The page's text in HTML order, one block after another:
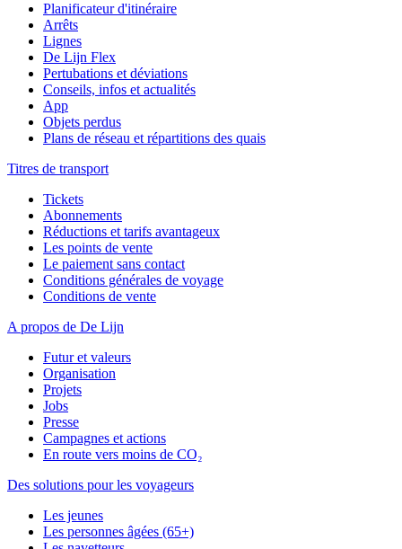
Planificateur d'itinéraire
Arrêts
Lignes
De Lijn Flex
Pertubations et déviations
Conseils, infos et actualités
App
Objets perdus
Plans de réseau et répartitions des quais
Titres de transport
Tickets
Abonnements
Réductions et tarifs avantageux
Les points de vente
Le paiement sans contact
Conditions générales de voyage
Conditions de vente
A propos de De Lijn
Futur et valeurs
Organisation
Projets
Jobs
Presse
Campagnes et actions
En route vers moins de CO₂
Des solutions pour les voyageurs
Les jeunes
Les personnes âgées (65+)